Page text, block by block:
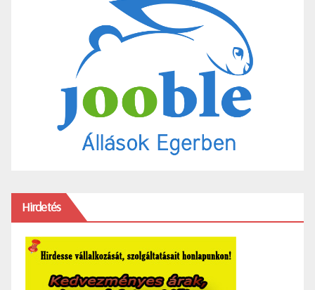
Hirdetés